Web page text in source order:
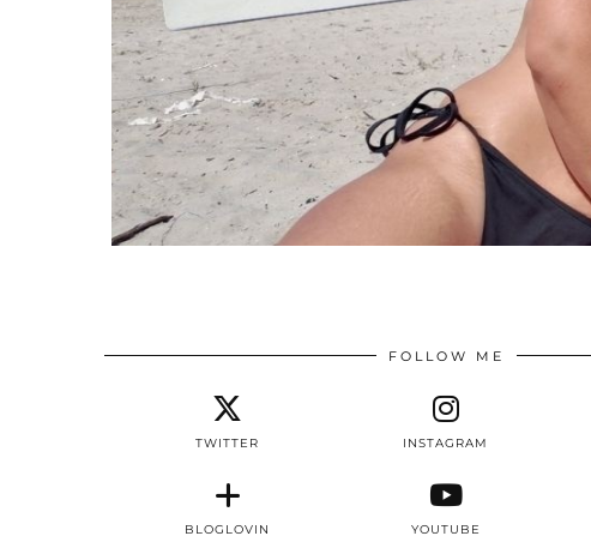
FOLLOW ME
TWITTER INSTAGRAM
BLOGLOVIN YOUTUBE